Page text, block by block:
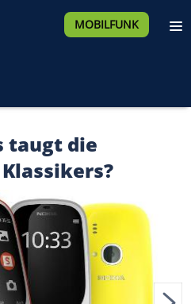
MOBILFUNK
taugt die